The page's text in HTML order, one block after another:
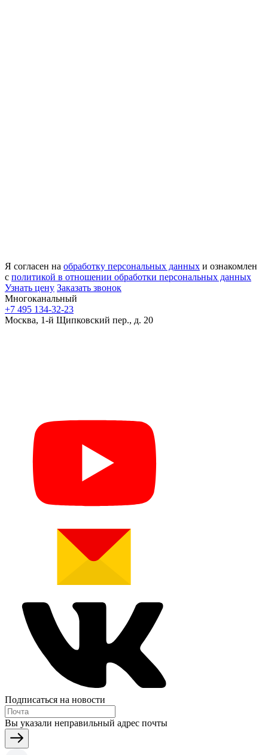
Я согласен на обработку персональных данных и ознакомлен
с политикой в отношении обработки персональных данных
Узнать цену Заказать звонок
Многоканальный
+7 495 134-32-23
Москва, 1-й Щипковский пер., д. 20
Подписаться на новости
Вы указали неправильный адрес почты